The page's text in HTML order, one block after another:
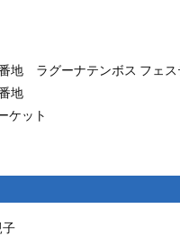
地 ラグーナテンボス フェス
地
ケット